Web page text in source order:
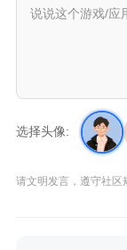
选择头像:
请文明发言，遵守社区